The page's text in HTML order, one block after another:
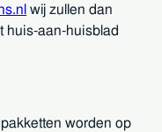
wij zullen dan
huis-aan-huisblad
worden op